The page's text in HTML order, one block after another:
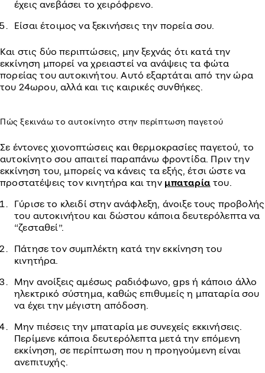
έχεις ανεβάσει το χειρόφρενο.
Είσαι έτοιμος να ξεκινήσεις την πορεία σου.
Και στις δύο περιπτώσεις, μην ξεχνάς ότι κατά την
εκκίνηση μπορεί να χρειαστεί να ανάψεις τα φώτα
πορείας του αυτοκινήτου. Αυτό εξαρτάται από την ώρα
του 24ωρου, αλλά και τις καιρικές συνθήκες.
Πώς ξεκινάω το αυτοκίνητο στην περίπτωση παγετού
Σε έντονες χιονοπτώσεις και θερμοκρασίες παγετού, το
αυτοκίνητο σου απαιτεί παραπάνω φροντίδα. Πριν την
εκκίνηση του, μπορείς να κάνεις τα εξής, έτσι ώστε να
προστατέψεις τον κινητήρα και την μπαταρίατου.
Γύρισε το κλειδί στην ανάφλεξη, άνοιξε τους προβολής
του αυτοκινήτου και δώστου κάποια δευτερόλεπτα να
“ζεσταθεί”.
Πάτησε τον συμπλέκτη κατά την εκκίνηση του
κινητήρα.
Μην ανοίξεις αμέσως ραδιόφωνο, gps ή κάποιο άλλο
ηλεκτρικό σύστημα, καθώς επιθυμείς η μπαταρία σου
να έχει την μέγιστη απόδοση.
Μην πιέσεις την μπαταρία με συνεχείς εκκινήσεις.
Περίμενε κάποια δευτερόλεπτα μετά την επόμενη
εκκίνηση, σε περίπτωση που η προηγούμενη είναι
ανεπιτυχής.